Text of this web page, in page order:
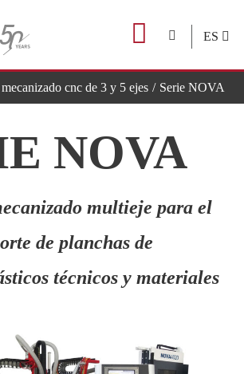
ES
cnc de 3 y 5 ejes Serie NOVA
NOVA
multieje para el
de planchas de
técnicos y materiales